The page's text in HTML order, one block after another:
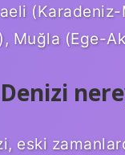
Muğla (Ege-
eski